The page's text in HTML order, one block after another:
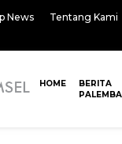
News
Tentang Kami
HOME
BERITA